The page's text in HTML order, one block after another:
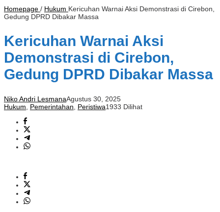
Homepage / Hukum Kericuhan Warnai Aksi Demonstrasi di Cirebon,
Gedung DPRD Dibakar Massa
Kericuhan Warnai Aksi
Demonstrasi di Cirebon,
Gedung DPRD Dibakar Massa
Niko Andri LesmanaAgustus 30, 2025
Hukum
Pemerintahan Peristiwa1933 Dilihat